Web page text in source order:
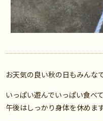
お天気の良い秋の日もみんな
いっぱい遊んでいっぱい食べ
午後はしっかり身体を休めま